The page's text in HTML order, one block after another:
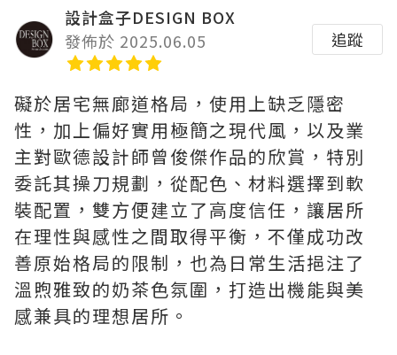
設計盒子DESIGN BOX
發佈於 2025.06.05
追蹤
礙於居宅無廊道格局，使用上缺乏隱密
性，加上偏好實用極簡之現代風，以及業
主對歐德設計師曾俊傑作品的欣賞，特別
委託其操刀規劃，從配色、材料選擇到軟
裝配置，雙方便建立了高度信任，讓居所
在理性與感性之間取得平衡，不僅成功改
善原始格局的限制，也為日常生活挹注了
溫煦雅致的奶茶色氛圍，打造出機能與美
感兼具的理想居所。